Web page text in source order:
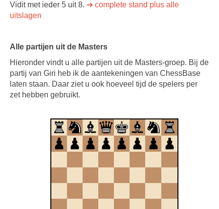
Vidit met ieder 5 uit 8. ➔ complete stand plus alle
uitslagen
Alle partijen uit de Masters
Hieronder vindt u alle partijen uit de Masters-groep. Bij de
partij van Giri heb ik de aantekeningen van ChessBase
laten staan. Daar ziet u ook hoeveel tijd de spelers per
zet hebben gebruikt.